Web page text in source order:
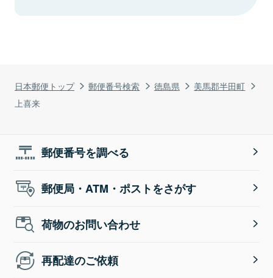
日本郵便トップ 郵便番号検索 徳島県
美馬郡半田町
上喜来
郵便番号を調べる
郵便局・ATM・ポストをさがす
荷物のお問い合わせ
再配達のご依頼